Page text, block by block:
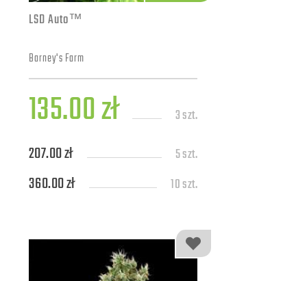
LSD Auto™
Barney's Farm
135.00 zł 3 szt.
207.00 zł 5 szt.
360.00 zł 10 szt.